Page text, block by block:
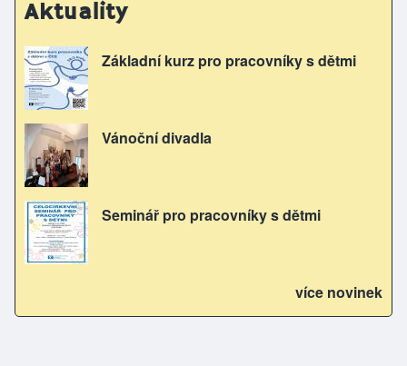
Aktuality
Základní kurz pro pracovníky s dětmi
Vánoční divadla
Seminář pro pracovníky s dětmi
více novinek